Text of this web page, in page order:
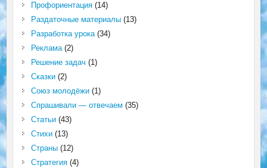
Профориентация(14)
Раздаточные материалы(13)
Разработка урока(34)
Реклама(2)
Решение задач (1)
Сказки(2)
Союз молодёжи(1)
Спрашивали — отвечаем (35)
Статьи(43)
Стихи(13)
Страны(12)
Стратегия(4)